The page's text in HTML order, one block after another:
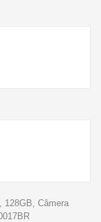
128GB, Câmera